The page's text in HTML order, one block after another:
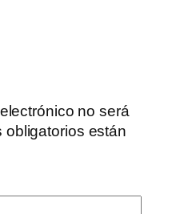
no será
obligatorios están